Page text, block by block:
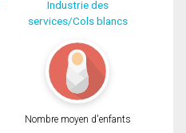
Industrie des
services/Cols blancs
Nombre moyen d'enfants